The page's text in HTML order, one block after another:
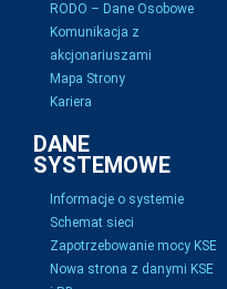
RODO – Dane Osobowe
Komunikacja z
akcjonariuszami
Mapa Strony
Kariera
DANE
SYSTEMOWE
Informacje o systemie
Schemat sieci
Zapotrzebowanie mocy KSE
Nowa strona z danymi KSE